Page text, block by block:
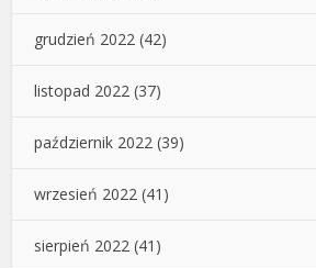
grudzień 2022 (42)
listopad 2022 (37)
październik 2022 (39)
wrzesień 2022 (41)
sierpień 2022 (41)